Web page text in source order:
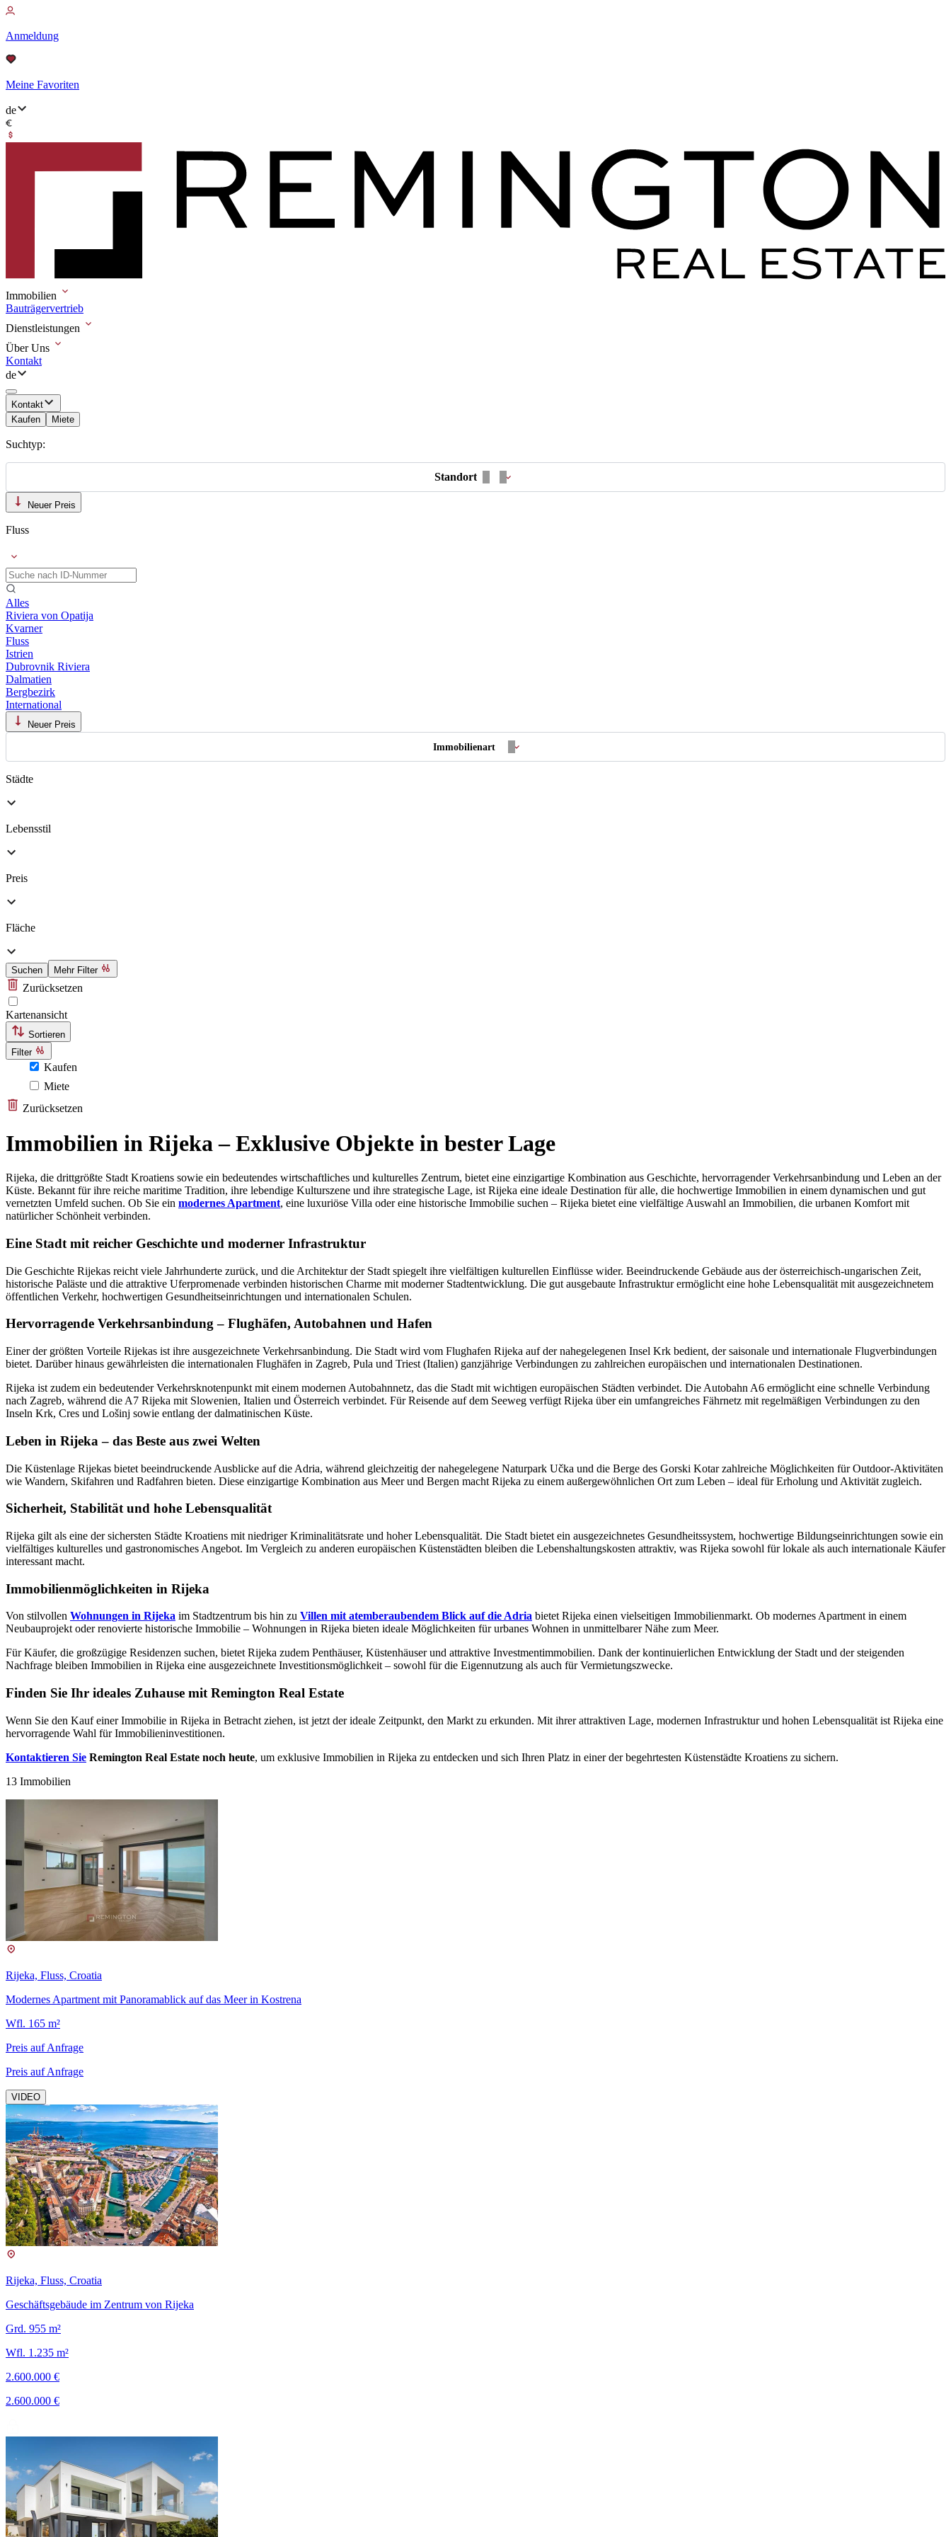
Anmeldung
Meine Favoriten
de
Immobilien
Bauträgervertrieb
Dienstleistungen
Über Uns
Kontakt
de
Kontakt
Kaufen
Miete
Suchtyp:
Standort
Neuer Preis
Fluss
Alles
Riviera von Opatija
Kvarner
Fluss
Istrien
Dubrovnik Riviera
Dalmatien
Bergbezirk
International
Neuer Preis
Immobilienart
Städte
Lebensstil
Preis
Fläche
Suchen Mehr Filter
Zurücksetzen
Kartenansicht
Sortieren
Filter
Kaufen
Miete
Zurücksetzen
Immobilien in Rijeka – Exklusive Objekte in bester Lage
Rijeka, die drittgrößte Stadt Kroatiens sowie ein bedeutendes wirtschaftliches und kulturelles Zentrum, bietet eine einzigartige Kombination aus Geschichte, hervorragender Verkehrsanbindung und Leben an der
Küste. Bekannt für ihre reiche maritime Tradition, ihre lebendige Kulturszene und ihre strategische Lage, ist Rijeka eine ideale Destination für alle, die hochwertige Immobilien in einem dynamischen und gut
vernetzten Umfeld suchen. Ob Sie ein modernes Apartment, eine luxuriöse Villa oder eine historische Immobilie suchen – Rijeka bietet eine vielfältige Auswahl an Immobilien, die urbanen Komfort mit
natürlicher Schönheit verbinden.
Eine Stadt mit reicher Geschichte und moderner Infrastruktur
Die Geschichte Rijekas reicht viele Jahrhunderte zurück, und die Architektur der Stadt spiegelt ihre vielfältigen kulturellen Einflüsse wider. Beeindruckende Gebäude aus der österreichisch-ungarischen Zeit,
historische Paläste und die attraktive Uferpromenade verbinden historischen Charme mit moderner Stadtentwicklung. Die gut ausgebaute Infrastruktur ermöglicht eine hohe Lebensqualität mit ausgezeichnetem
öffentlichen Verkehr, hochwertigen Gesundheitseinrichtungen und internationalen Schulen.
Hervorragende Verkehrsanbindung – Flughäfen, Autobahnen und Hafen
Einer der größten Vorteile Rijekas ist ihre ausgezeichnete Verkehrsanbindung. Die Stadt wird vom Flughafen Rijeka auf der nahegelegenen Insel Krk bedient, der saisonale und internationale Flugverbindungen
bietet. Darüber hinaus gewährleisten die internationalen Flughäfen in Zagreb, Pula und Triest (Italien) ganzjährige Verbindungen zu zahlreichen europäischen und internationalen Destinationen.
Rijeka ist zudem ein bedeutender Verkehrsknotenpunkt mit einem modernen Autobahnnetz, das die Stadt mit wichtigen europäischen Städten verbindet. Die Autobahn A6 ermöglicht eine schnelle Verbindung
nach Zagreb, während die A7 Rijeka mit Slowenien, Italien und Österreich verbindet. Für Reisende auf dem Seeweg verfügt Rijeka über ein umfangreiches Fährnetz mit regelmäßigen Verbindungen zu den
Inseln Krk, Cres und Lošinj sowie entlang der dalmatinischen Küste.
Leben in Rijeka – das Beste aus zwei Welten
Die Küstenlage Rijekas bietet beeindruckende Ausblicke auf die Adria, während gleichzeitig der nahegelegene Naturpark Učka und die Berge des Gorski Kotar zahlreiche Möglichkeiten für Outdoor-Aktivitäten
wie Wandern, Skifahren und Radfahren bieten. Diese einzigartige Kombination aus Meer und Bergen macht Rijeka zu einem außergewöhnlichen Ort zum Leben – ideal für Erholung und Aktivität zugleich.
Sicherheit, Stabilität und hohe Lebensqualität
Rijeka gilt als eine der sichersten Städte Kroatiens mit niedriger Kriminalitätsrate und hoher Lebensqualität. Die Stadt bietet ein ausgezeichnetes Gesundheitssystem, hochwertige Bildungseinrichtungen sowie ein
vielfältiges kulturelles und gastronomisches Angebot. Im Vergleich zu anderen europäischen Küstenstädten bleiben die Lebenshaltungskosten attraktiv, was Rijeka sowohl für lokale als auch internationale Käufer
interessant macht.
Immobilienmöglichkeiten in Rijeka
Von stilvollen Wohnungen in Rijeka im Stadtzentrum bis hin zu Villen mit atemberaubendem Blick auf die Adria bietet Rijeka einen vielseitigen Immobilienmarkt. Ob modernes Apartment in einem
Neubauprojekt oder renovierte historische Immobilie – Wohnungen in Rijeka bieten ideale Möglichkeiten für urbanes Wohnen in unmittelbarer Nähe zum Meer.
Für Käufer, die großzügige Residenzen suchen, bietet Rijeka zudem Penthäuser, Küstenhäuser und attraktive Investmentimmobilien. Dank der kontinuierlichen Entwicklung der Stadt und der steigenden
Nachfrage bleiben Immobilien in Rijeka eine ausgezeichnete Investitionsmöglichkeit – sowohl für die Eigennutzung als auch für Vermietungszwecke.
Finden Sie Ihr ideales Zuhause mit Remington Real Estate
Wenn Sie den Kauf einer Immobilie in Rijeka in Betracht ziehen, ist jetzt der ideale Zeitpunkt, den Markt zu erkunden. Mit ihrer attraktiven Lage, modernen Infrastruktur und hohen Lebensqualität ist Rijeka eine
hervorragende Wahl für Immobilieninvestitionen.
Kontaktieren Sie Remington Real Estate noch heute, um exklusive Immobilien in Rijeka zu entdecken und sich Ihren Platz in einer der begehrtesten Küstenstädte Kroatiens zu sichern.
13 Immobilien
Rijeka, Fluss, Croatia
Modernes Apartment mit Panoramablick auf das Meer in Kostrena
Wfl. 165 m²
Preis auf Anfrage
Preis auf Anfrage
VIDEO
Rijeka, Fluss, Croatia
Geschäftsgebäude im Zentrum von Rijeka
Grd. 955 m²
Wfl. 1.235 m²
2.600.000 €
2.600.000 €